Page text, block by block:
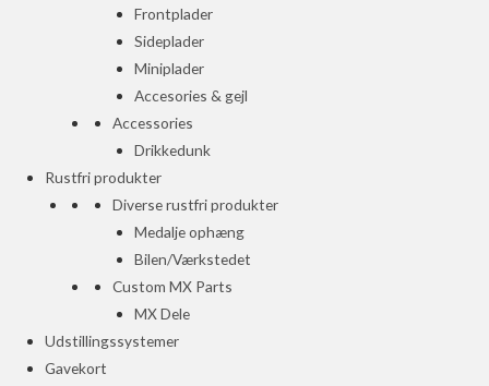
Frontplader
Sideplader
Miniplader
Accesories & gejl
Accessories
Drikkedunk
Rustfri produkter
Diverse rustfri produkter
Medalje ophæng
Bilen/Værkstedet
Custom MX Parts
MX Dele
Udstillingssystemer
Gavekort